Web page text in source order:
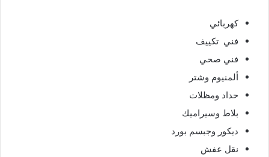
كهربائي
فني تكييف
فني صحي
ألمنيوم وشتر
حداد ومظلات
بلاط وسيراميك
ديكور وجبسم بورد
نقل عفش